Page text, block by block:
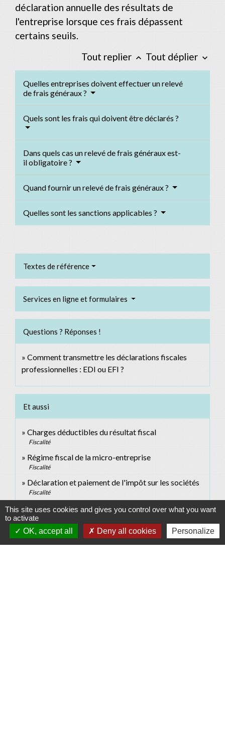
déclaration annuelle des résultats de
l'entreprise lorsque ces frais dépassent
certains seuils.
Tout replier keyboard_arrow_up Tout déplier keyboard_arrow_down
Quelles entreprises doivent effectuer un relevé
de frais généraux ?
Quels sont les frais qui doivent être déclarés ?
Dans quels cas un relevé de frais généraux est-
il obligatoire ?
Quand fournir un relevé de frais généraux ?
Quelles sont les sanctions applicables ?
Textes de référence
Services en ligne et formulaires
Questions ? Réponses !
Comment transmettre les déclarations fiscales
professionnelles : EDI ou EFI ?
Et aussi
Charges déductibles du résultat fiscal
Fiscalité
Régime fiscal de la micro-entreprise
Fiscalité
Déclaration et paiement de l'impôt sur les sociétés
Fiscalité
Signaler une erreur sur cette page
This site uses cookies and gives you control over what you want
to activate
OK, accept all
Deny all cookies Personalize